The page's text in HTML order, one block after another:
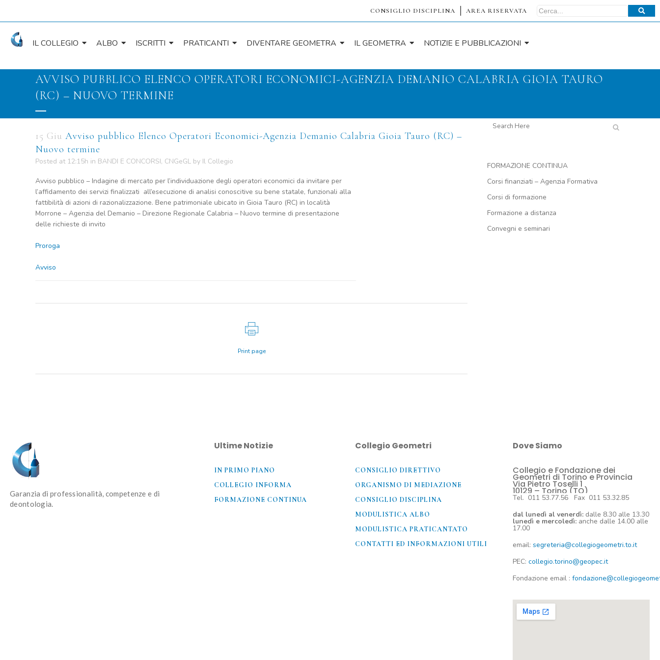
CONSIGLIO DISCIPLINA AREA RISERVATA
IL COLLEGIO ALBO ISCRITTI PRATICANTI DIVENTARE GEOMETRA IL GEOMETRA NOTIZIE E PUBBLICAZIONI
AVVISO PUBBLICO ELENCO OPERATORI ECONOMICI-AGENZIA DEMANIO CALABRIA GIOIA TAURO
(RC) – NUOVO TERMINE
15 Giu Avviso pubblico Elenco Operatori Economici-Agenzia Demanio Calabria Gioia Tauro (RC) –
Nuovo termine
Posted at 12:15h in BANDI E CONCORSI, CNGeGL by Il Collegio
Avviso pubblico – Indagine di mercato per l’individuazione degli operatori economici da invitare per
l’affidamento dei servizi finalizzati all’esecuzione di analisi conoscitive su bene statale, funzionali alla
fattibilità di azioni di razionalizzazione. Bene patrimoniale ubicato in Gioia Tauro (RC) in località
Morrone – Agenzia del Demanio – Direzione Regionale Calabria – Nuovo termine di presentazione
delle richieste di invito
Proroga
Avviso
Print page
FORMAZIONE CONTINUA
Corsi finanziati – Agenzia Formativa
Corsi di formazione
Formazione a distanza
Convegni e seminari
Garanzia di professionalità, competenze e di
deontologia.
Ultime Notizie
IN PRIMO PIANO
COLLEGIO INFORMA
FORMAZIONE CONTINUA
Collegio Geometri
CONSIGLIO DIRETTIVO
ORGANISMO DI MEDIAZIONE
CONSIGLIO DISCIPLINA
MODULISTICA ALBO
MODULISTICA PRATICANTATO
CONTATTI ED INFORMAZIONI UTILI​
Dove Siamo
Collegio e Fondazione dei
Geometri di Torino e Provincia
Via Pietro Toselli 1
10129 – Torino (TO)
Tel. 011 53.77.56 Fax 011 53.32.85
dal lunedì al venerdì: dalle 8.30 alle 13.30
lunedì e mercoledì: anche dalle 14.00 alle
17.00
email: segreteria@collegiogeometri.to.it
PEC: collegio.torino@geopec.it
Fondazione email :